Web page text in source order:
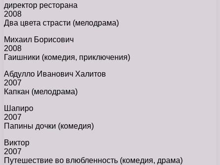
директор ресторана
2008
Два цвета страсти (мелодрама)
Михаил Борисович
2008
Гаишники (комедия, приключения)
Абдулло Иванович Халитов
2007
Капкан (мелодрама)
Шапиро
2007
Папины дочки (комедия)
Виктор
2007
Путешествие во влюбленность (комедия, драма)